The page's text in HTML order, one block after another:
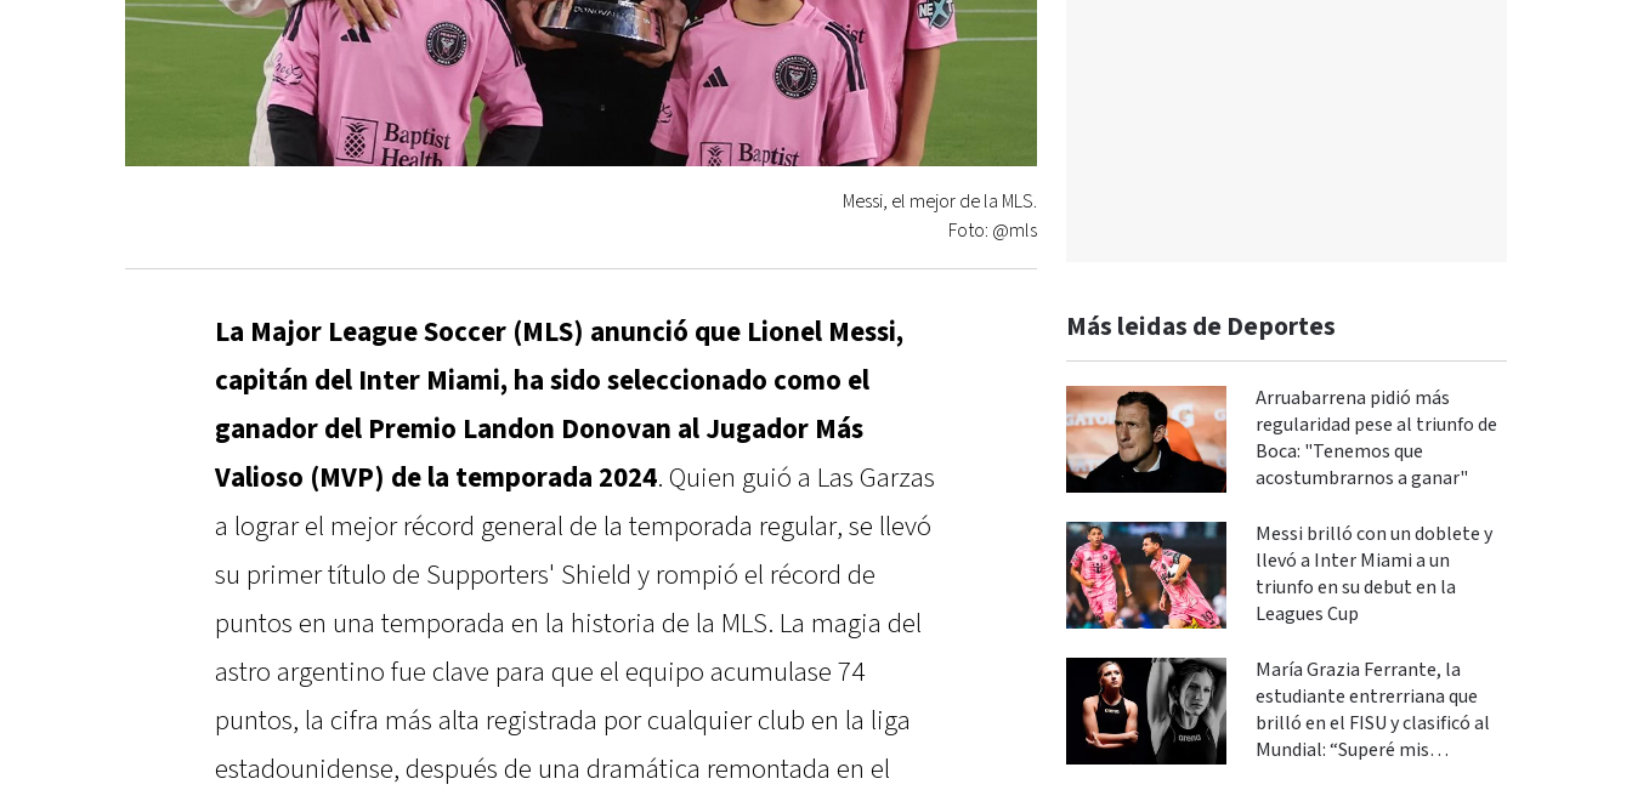
Messi, el mejor de la MLS.
Foto: @mls
La Major League Soccer (MLS) anunció que Lionel Messi,
capitán del Inter Miami, ha sido seleccionado como el
ganador del Premio Landon Donovan al Jugador Más
Valioso (MVP) de la temporada 2024. Quien guió a Las Garzas
a lograr el mejor récord general de la temporada regular, se llevó
su primer título de Supporters' Shield y rompió el récord de
puntos en una temporada en la historia de la MLS. La magia del
astro argentino fue clave para que el equipo acumulase 74
puntos, la cifra más alta registrada por cualquier club en la liga
estadounidense, después de una dramática remontada en el
Más leidas de Deportes
Arruabarrena pidió más
regularidad pese al triunfo de
Boca: "Tenemos que
acostumbrarnos a ganar"
Messi brilló con un doblete y
llevó a Inter Miami a un
triunfo en su debut en la
Leagues Cup
María Grazia Ferrante, la
estudiante entrerriana que
brilló en el FISU y clasificó al
Mundial: “Superé mis